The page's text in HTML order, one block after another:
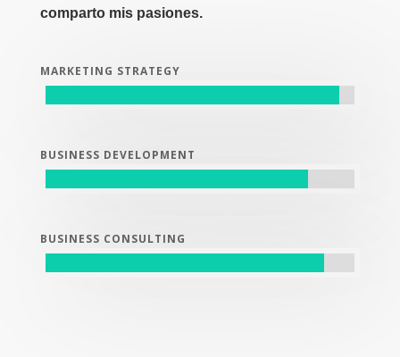
comparto mis pasiones.
MARKETING STRATEGY
BUSINESS DEVELOPMENT
BUSINESS CONSULTING